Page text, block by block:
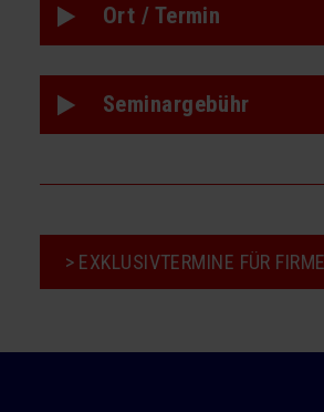
Ort / Termin
Seminargebühr
> EXKLUSIVTERMINE FÜR